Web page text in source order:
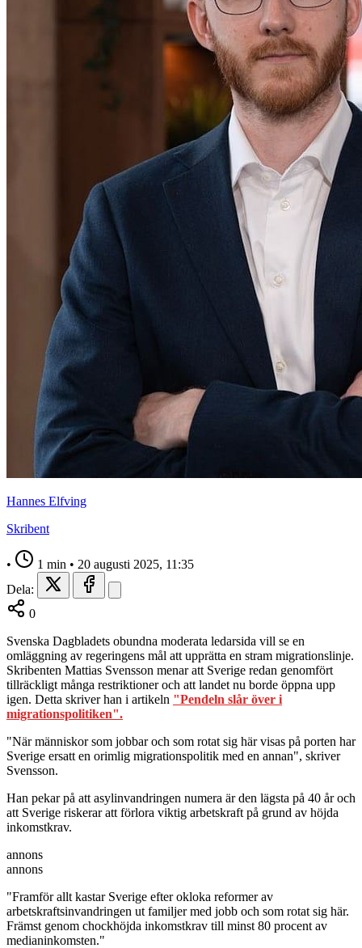
Hannes Elfving
Skribent
• 1 min • 20 augusti 2025, 11:35
Dela:
0
Svenska Dagbladets obundna moderata ledarsida vill se en
omläggning av regeringens mål att upprätta en stram migrationslinje.
Skribenten Mattias Svensson menar att Sverige redan genomfört
tillräckligt många restriktioner och att landet nu borde öppna upp
igen. Detta skriver han i artikeln "Pendeln slår över i
migrationspolitiken".
"När människor som jobbar och som rotat sig här visas på porten har
Sverige ersatt en orimlig migrationspolitik med en annan", skriver
Svensson.
Han pekar på att asylinvandringen numera är den lägsta på 40 år och
att Sverige riskerar att förlora viktig arbetskraft på grund av höjda
inkomstkrav.
annons
annons
"Framför allt kastar Sverige efter okloka reformer av
arbetskraftsinvandringen ut familjer med jobb och som rotat sig här.
Främst genom chockhöjda inkomstkrav till minst 80 procent av
medianinkomsten."